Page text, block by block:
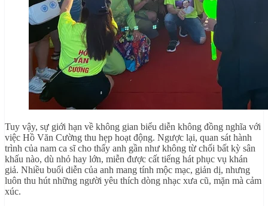
Tuy vậy, sự giới hạn về không gian biểu diễn không đồng nghĩa với
việc Hồ Văn Cường thu hẹp hoạt động. Ngược lại, quan sát hành
trình của nam ca sĩ cho thấy anh gần như không từ chối bất kỳ sân
khấu nào, dù nhỏ hay lớn, miễn được cất tiếng hát phục vụ khán
giả. Nhiều buổi diễn của anh mang tính mộc mạc, giản dị, nhưng
luôn thu hút những người yêu thích dòng nhạc xưa cũ, mặn mà cảm
xúc.